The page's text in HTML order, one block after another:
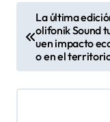
a
La última
olifonik Sound
uen impacto
o en el